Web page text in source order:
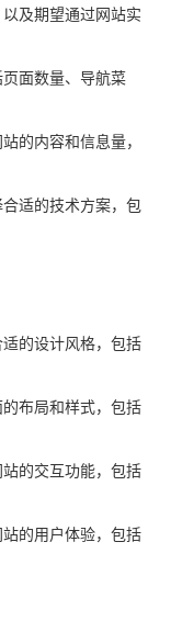
及期望通过网站实
面数量、导航菜
的内容和信息量，
适的技术方案，包
的设计风格，包括
布局和样式，包括
的交互功能，包括
的用户体验，包括